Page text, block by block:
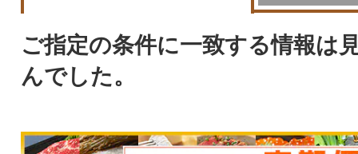
ご指定の条件に一致する情報は
んでした。